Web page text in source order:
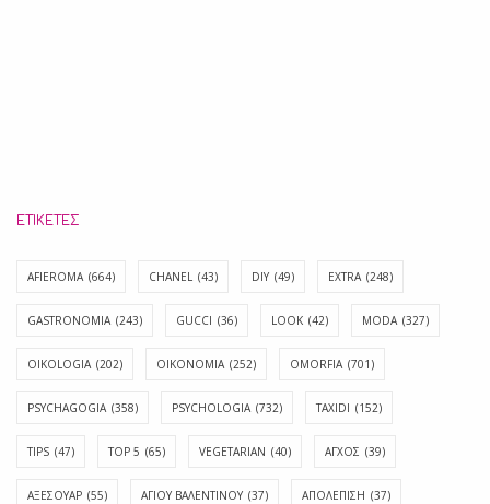
ΕΤΙΚΈΤΕΣ
AFIEROMA (664) CHANEL (43) DIY (49) EXTRA (248)
GASTRONOMIA (243) GUCCI (36) LOOK (42) MODA (327)
OIKOLOGIA (202) OIKONOMIA (252) OMORFIA (701)
PSYCHAGOGIA (358) PSYCHOLOGIA (732) TAXIDI (152)
TIPS (47) TOP 5 (65) VEGETARIAN (40) ΑΓΧΟΣ (39)
ΑΞΕΣΟΥΑΡ (55) ΑΓΊΟΥ ΒΑΛΕΝΤΊΝΟΥ (37) ΑΠΟΛΈΠΙΣΗ (37)